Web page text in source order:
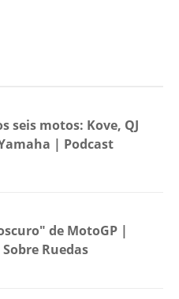
seis motos: Kove, QJ
| Podcast
de MotoGP |
Ruedas